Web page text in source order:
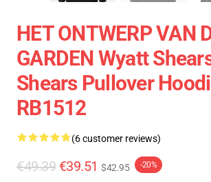
HET ONTWERP VAN
GARDEN Wyatt
Shears Pullover
RB1512
(6 customer reviews)
€49.39 €39.51 $42.95 -20%